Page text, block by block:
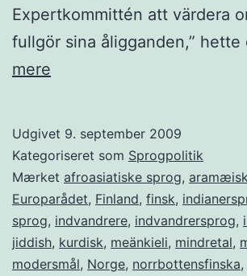
Expertkommittén att värdera
fullgör sina åligganden,”
mere
språkstatistik?
Udgivet 9. september 2009
Kategoriseret som Sprogpolitik
Mærket afroasiatiske sprog, aramæisk
Europarådet, Finland, finsk,
sprog, indvandrere, indvandrersprog,
jiddish, kurdisk, meänkieli, mindretal,
modersmål, Norge, norrbottensfinska,